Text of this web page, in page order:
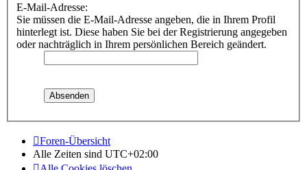
E-Mail-Adresse:
Sie müssen die E-Mail-Adresse angeben, die in Ihrem Profil
hinterlegt ist. Diese haben Sie bei der Registrierung angegeben
oder nachträglich in Ihrem persönlichen Bereich geändert.
Foren-Übersicht
Alle Zeiten sind UTC+02:00